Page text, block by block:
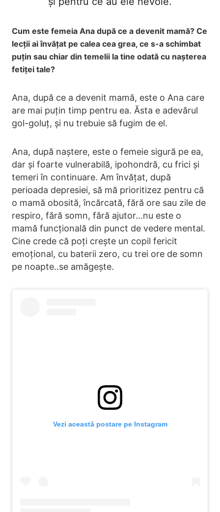
Cum este femeia Ana după ce a devenit mamă? Ce
lecții ai învățat pe calea cea grea, ce s-a schimbat
puțin sau chiar din temelii la tine odată cu nașterea
fetiței tale?
Ana, după ce a devenit mamă, este o Ana care
are mai puțin timp pentru ea. Ăsta e adevărul
gol-goluț, și nu trebuie să fugim de el.
Ana, după naștere, este o femeie sigură pe ea,
dar și foarte vulnerabilă, ipohondră, cu frici și
temeri în continuare. Am învățat, după
perioada depresiei, să mă prioritizez pentru că
o mamă obosită, încărcată, fără ore sau zile de
respiro, fără somn, fără ajutor...nu este o
mamă funcțională din punct de vedere mental.
Cine crede că poți crește un copil fericit
emoțional, cu baterii zero, cu trei ore de somn
pe noapte..se amăgește.
Vezi această postare pe Instagram